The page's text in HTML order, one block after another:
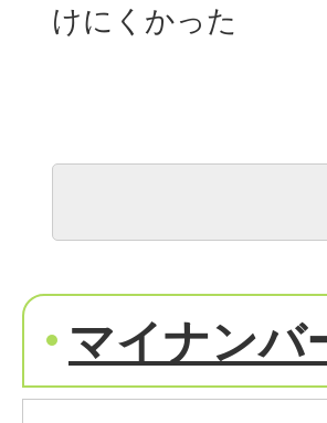
けにくかった
マイナンバ